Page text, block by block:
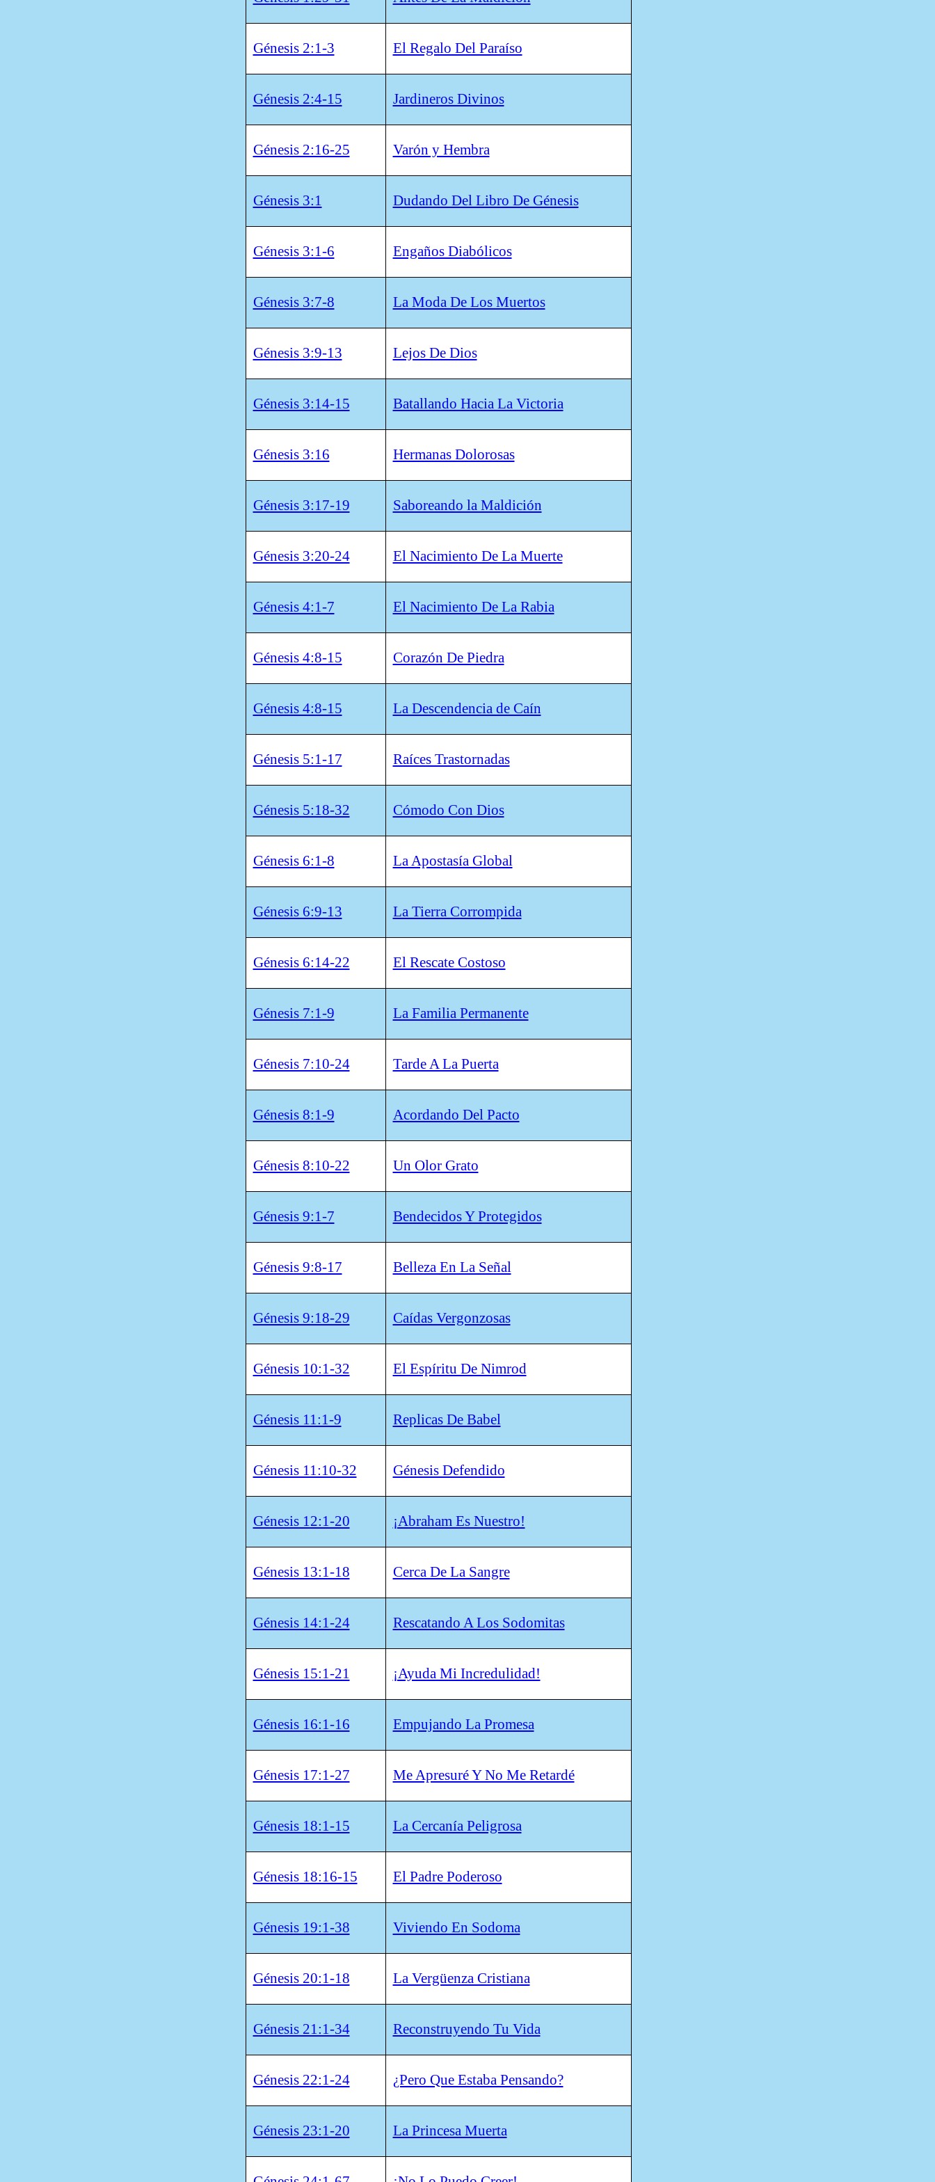
Génesis 2:1-3 El Regalo Del Paraíso
Génesis 2:4-15 Jardineros Divinos
Génesis 2:16-25 Varón y Hembra
Génesis 3:1 Dudando Del Libro De Génesis
Génesis 3:1-6 Engaños Diabólicos
Génesis 3:7-8 La Moda De Los Muertos
Génesis 3:9-13 Lejos De Dios
Génesis 3:14-15 Batallando Hacia La Victoria
Génesis 3:16 Hermanas Dolorosas
Génesis 3:17-19 Saboreando la Maldición
Génesis 3:20-24 El Nacimiento De La Muerte
Génesis 4:1-7 El Nacimiento De La Rabia
Génesis 4:8-15 Corazón De Piedra
Génesis 4:8-15 La Descendencia de Caín
Génesis 5:1-17 Raíces Trastornadas
Génesis 5:18-32 Cómodo Con Dios
Génesis 6:1-8 La Apostasía Global
Génesis 6:9-13 La Tierra Corrompida
Génesis 6:14-22 El Rescate Costoso
Génesis 7:1-9 La Familia Permanente
Génesis 7:10-24 Tarde A La Puerta
Génesis 8:1-9 Acordando Del Pacto
Génesis 8:10-22 Un Olor Grato
Génesis 9:1-7 Bendecidos Y Protegidos
Génesis 9:8-17 Belleza En La Señal
Génesis 9:18-29 Caídas Vergonzosas
Génesis 10:1-32 El Espíritu De Nimrod
Génesis 11:1-9 Replicas De Babel
Génesis 11:10-32 Génesis Defendido
Génesis 12:1-20 ¡Abraham Es Nuestro!
Génesis 13:1-18 Cerca De La Sangre
Génesis 14:1-24 Rescatando A Los Sodomitas
Génesis 15:1-21 ¡Ayuda Mi Incredulidad!
Génesis 16:1-16 Empujando La Promesa
Génesis 17:1-27 Me Apresuré Y No Me Retardé
Génesis 18:1-15 La Cercanía Peligrosa
Génesis 18:16-15 El Padre Poderoso
Génesis 19:1-38 Viviendo En Sodoma
Génesis 20:1-18 La Vergüenza Cristiana
Génesis 21:1-34 Reconstruyendo Tu Vida
Génesis 22:1-24 ¿Pero Que Estaba Pensando?
Génesis 23:1-20 La Princesa Muerta